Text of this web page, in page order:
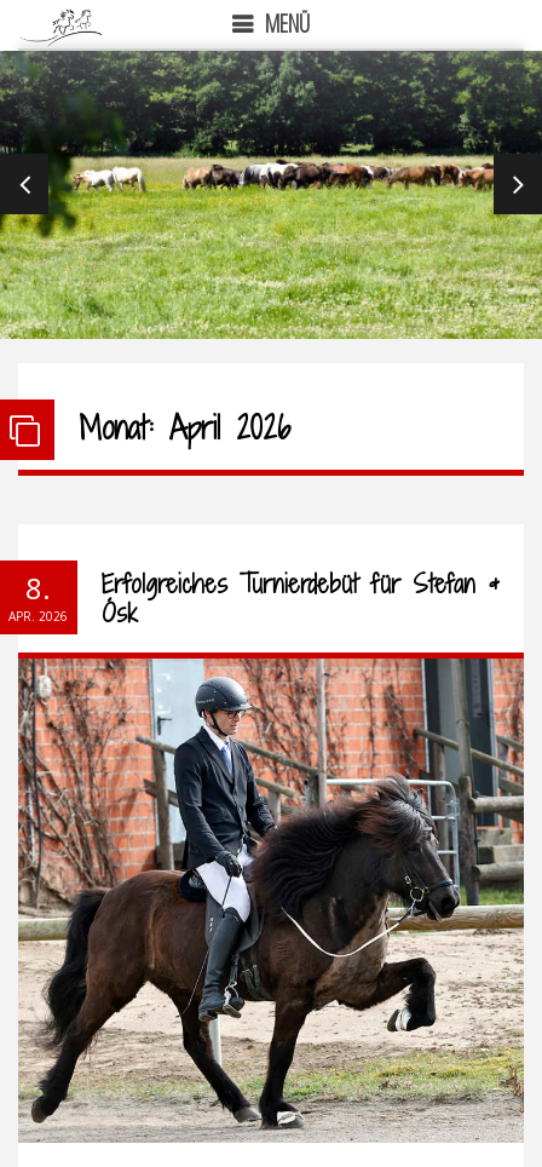
MENÜ
PREVIOUS
Monat: April 2026
8.
APR. 2026
Erfolgreiches Turnierdebüt für Stefan &
Ósk